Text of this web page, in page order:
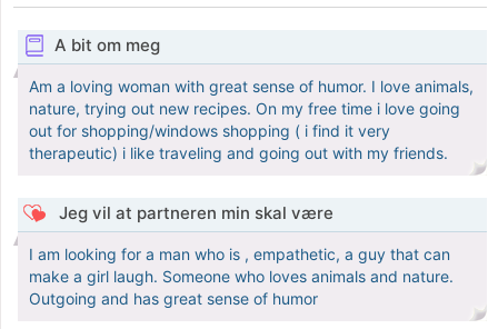
A bit om meg
Am a loving woman with great sense of humor. I love animals,
nature, trying out new recipes. On my free time i love going
out for shopping/windows shopping ( i find it very
therapeutic) i like traveling and going out with my friends.
Jeg vil at partneren min skal være
I am looking for a man who is , empathetic, a guy that can
make a girl laugh. Someone who loves animals and nature.
Outgoing and has great sense of humor